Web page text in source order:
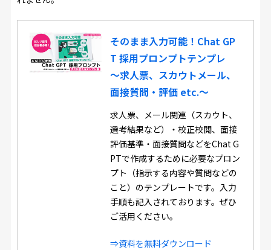
そのまま入力可能！Chat GP
T 採用プロンプトテンプレ
～求人票、スカウトメール、
面接質問・評価 etc.～
求人票、メール関連（スカウト、
選考結果など）・校正校閲、面接
評価基準・面接質問などをChat G
PTで作成するために必要なプロン
プト（指示する内容や質問などの
こと）のテンプレートです。入力
手順も記入されております。ぜひ
ご活用ください。
⇒資料を無料ダウンロード